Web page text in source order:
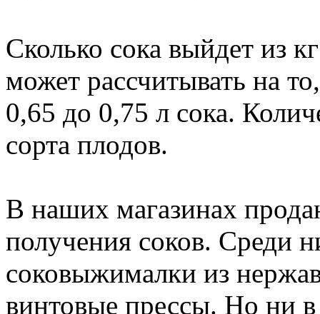
Сколько сока выйдет из
может рассчитывать на
0,65 до 0,75 л сока.
сорта плодов.
В наших магазинах
получения соков. Среди
соковыжималки из
винтовые прессы. Но ни в